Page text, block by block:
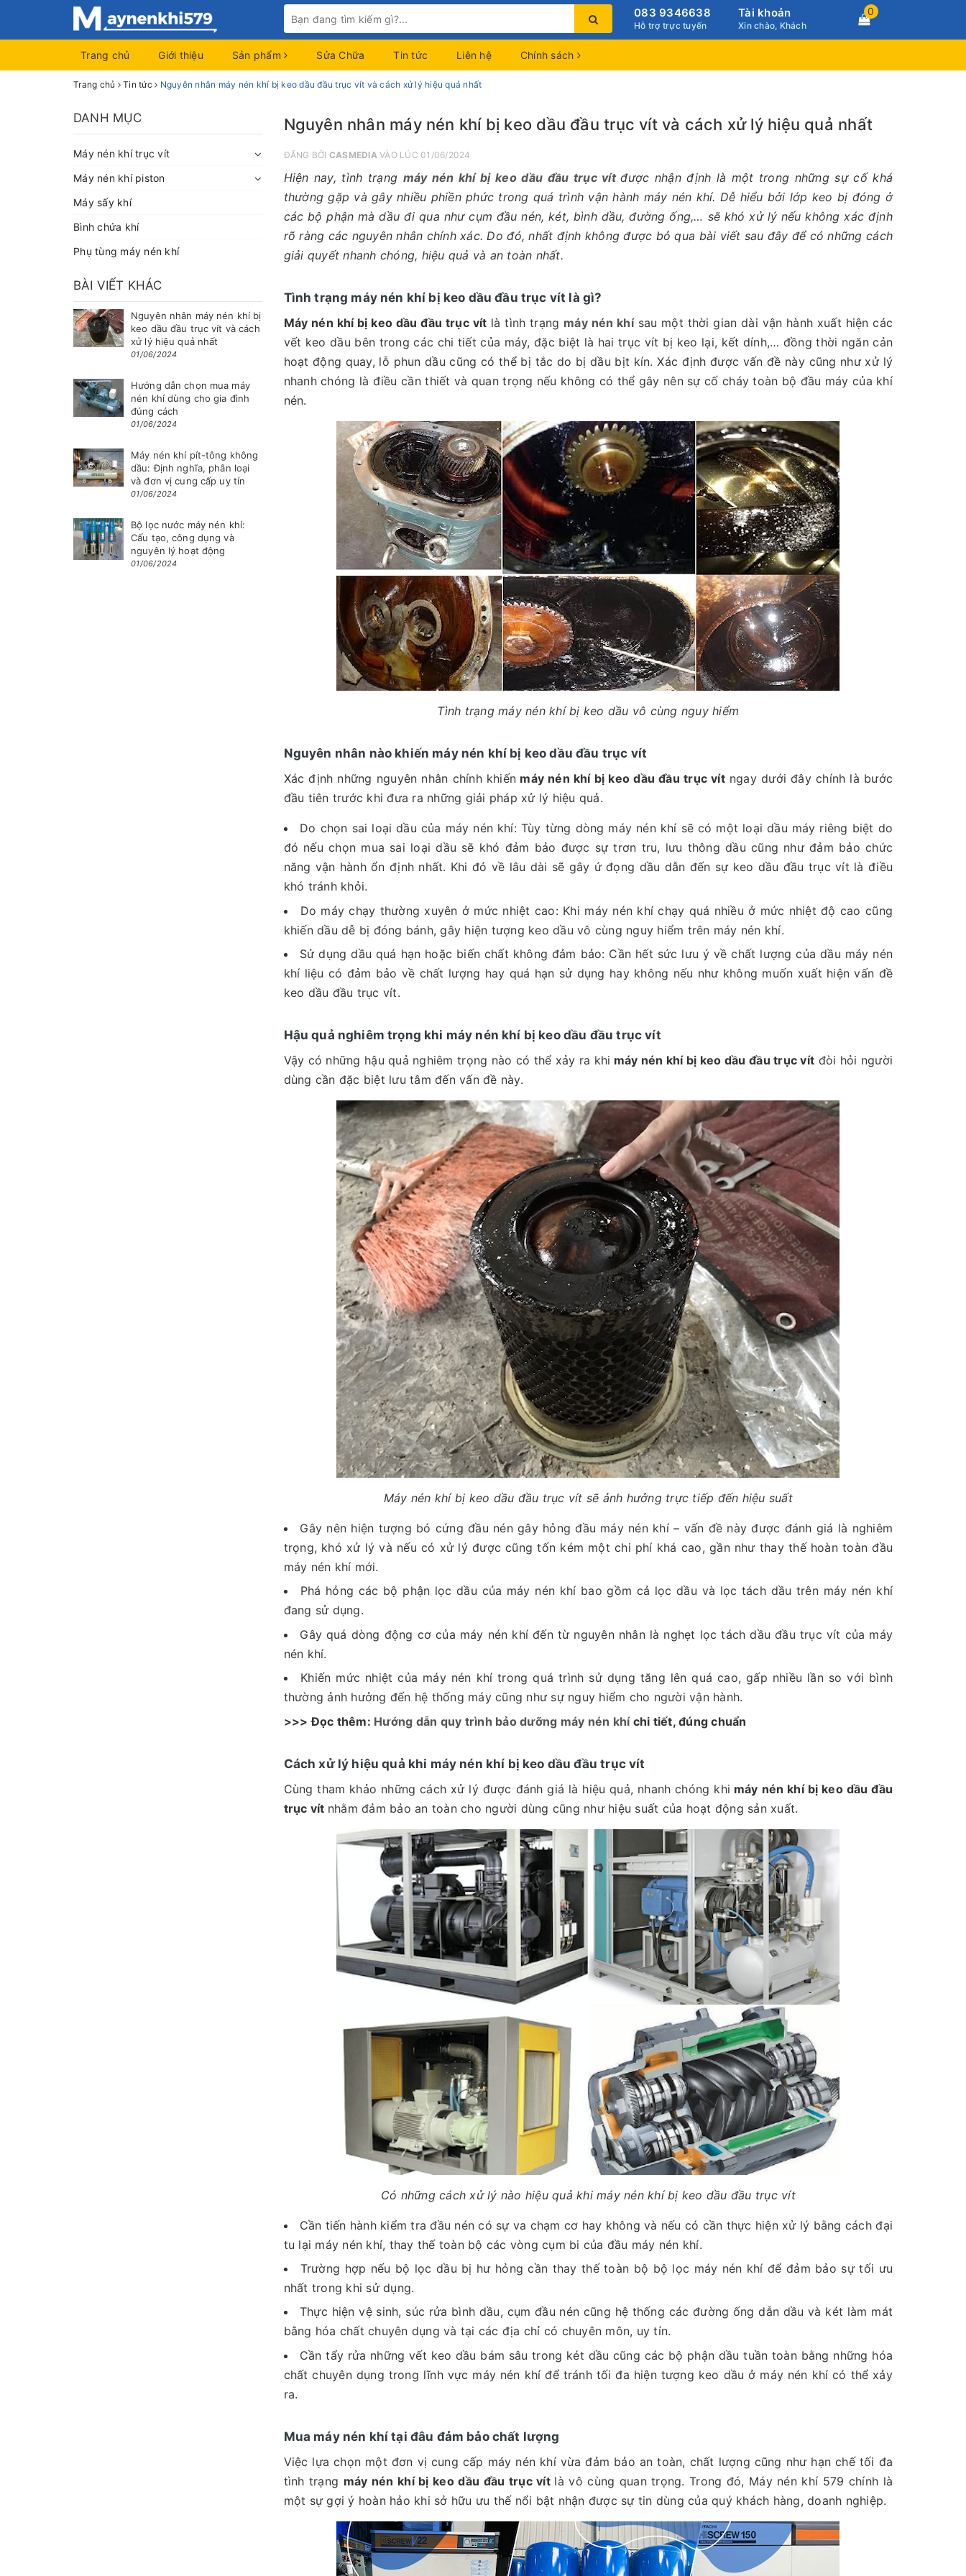
083 9346638
Hỗ trợ trực tuyến
Tài khoản
Xin chào, Khách
0
Trang chủ Giới thiệu Sản phẩm Sửa Chữa Tin tức Liên hệ Chính sách
Trang chủ Tin tức Nguyên nhân máy nén khí bị keo dầu đầu trục vít và cách xử lý hiệu quả nhất
Nguyên nhân máy nén khí bị keo dầu đầu trục vít và cách xử lý hiệu quả nhất
ĐĂNG BỞI CASMEDIAVÀO LÚC 01/06/2024
Hiện nay, tình trạng máy nén khí bị keo dầu đầu trục vítđược nhận định là một trong những sự cố khá
thường gặp và gây nhiều phiền phức trong quá trình vận hành máy nén khí. Dễ hiểu bởi lớp keo bị đóng ở
các bộ phận mà dầu đi qua như cụm đầu nén, két, bình dầu, đường ống,… sẽ khó xử lý nếu không xác định
rõ ràng các nguyên nhân chính xác. Do đó, nhất định không được bỏ qua bài viết sau đây để có những cách
giải quyết nhanh chóng, hiệu quả và an toàn nhất.
Tình trạng máy nén khí bị keo dầu đầu trục vít là gì?
Máy nén khí bị keo dầu đầu trục vít là tình trạng máy nén khísau một thời gian dài vận hành xuất hiện các
vết keo dầu bên trong các chi tiết của máy, đặc biệt là hai trục vít bị keo lại, kết dính,… đồng thời ngăn cản
hoạt động quay, lỗ phun dầu cũng có thể bị tắc do bị dầu bịt kín. Xác định được vấn đề này cũng như xử lý
nhanh chóng là điều cần thiết và quan trọng nếu không có thể gây nên sự cố cháy toàn bộ đầu máy của khí
nén.
Tình trạng máy nén khí bị keo dầu vô cùng nguy hiểm
Nguyên nhân nào khiến máy nén khí bị keo dầu đầu trục vít
Xác định những nguyên nhân chính khiến máy nén khí bị keo dầu đầu trục vítngay dưới đây chính là bước
đầu tiên trước khi đưa ra những giải pháp xử lý hiệu quả.
Do chọn sai loại dầu của máy nén khí: Tùy từng dòng máy nén khí sẽ có một loại dầu máy riêng biệt do
đó nếu chọn mua sai loại dầu sẽ khó đảm bảo được sự trơn tru, lưu thông dầu cũng như đảm bảo chức
năng vận hành ổn định nhất. Khi đó về lâu dài sẽ gây ứ đọng dầu dẫn đến sự keo dầu đầu trục vít là điều
khó tránh khỏi.
Do máy chạy thường xuyên ở mức nhiệt cao: Khi máy nén khí chạy quá nhiều ở mức nhiệt độ cao cũng
khiến dầu dễ bị đóng bánh, gây hiện tượng keo dầu vô cùng nguy hiểm trên máy nén khí.
Sử dụng dầu quá hạn hoặc biến chất không đảm bảo: Cần hết sức lưu ý về chất lượng của dầu máy nén
khí liệu có đảm bảo về chất lượng hay quá hạn sử dụng hay không nếu như không muốn xuất hiện vấn đề
keo dầu đầu trục vít.
Hậu quả nghiêm trọng khi máy nén khí bị keo dầu đầu trục vít
Vậy có những hậu quả nghiêm trọng nào có thể xảy ra khi máy nén khí bị keo dầu đầu trục vít đòi hỏi người
dùng cần đặc biệt lưu tâm đến vấn đề này.
Máy nén khí bị keo dầu đầu trục vít sẽ ảnh hưởng trực tiếp đến hiệu suất
Gây nên hiện tượng bó cứng đầu nén gây hỏng đầu máy nén khí – vấn đề này được đánh giá là nghiêm
trọng, khó xử lý và nếu có xử lý được cũng tốn kém một chi phí khá cao, gần như thay thế hoàn toàn đầu
máy nén khí mới.
Phá hỏng các bộ phận lọc dầu của máy nén khí bao gồm cả lọc dầu và lọc tách dầu trên máy nén khí
đang sử dụng.
Gây quá dòng động cơ của máy nén khí đến từ nguyên nhân là nghẹt lọc tách dầu đầu trục vít của máy
nén khí.
Khiến mức nhiệt của máy nén khí trong quá trình sử dụng tăng lên quá cao, gấp nhiều lần so với bình
thường ảnh hưởng đến hệ thống máy cũng như sự nguy hiểm cho người vận hành.
>>> Đọc thêm: Hướng dẫn quy trình bảo dưỡng máy nén khíchi tiết, đúng chuẩn
Cách xử lý hiệu quả khi máy nén khí bị keo dầu đầu trục vít
Cùng tham khảo những cách xử lý được đánh giá là hiệu quả, nhanh chóng khi máy nén khí bị keo dầu đầu
trục vít nhằm đảm bảo an toàn cho người dùng cũng như hiệu suất của hoạt động sản xuất.
Có những cách xử lý nào hiệu quả khi máy nén khí bị keo dầu đầu trục vít
Cần tiến hành kiểm tra đầu nén có sự va chạm cơ hay không và nếu có cần thực hiện xử lý bằng cách đại
tu lại máy nén khí, thay thế toàn bộ các vòng cụm bi của đầu máy nén khí.
Trường hợp nếu bộ lọc dầu bị hư hỏng cần thay thế toàn bộ bộ lọc máy nén khí để đảm bảo sự tối ưu
nhất trong khi sử dụng.
Thực hiện vệ sinh, súc rửa bình dầu, cụm đầu nén cũng hệ thống các đường ống dẫn dầu và két làm mát
bằng hóa chất chuyên dụng và tại các địa chỉ có chuyên môn, uy tín.
Cần tẩy rửa những vết keo dầu bám sâu trong két dầu cũng các bộ phận dầu tuần toàn bằng những hóa
chất chuyên dụng trong lĩnh vực máy nén khí để tránh tối đa hiện tượng keo dầu ở máy nén khí có thể xảy
ra.
Mua máy nén khí tại đâu đảm bảo chất lượng
Việc lựa chọn một đơn vị cung cấp máy nén khí vừa đảm bảo an toàn, chất lượng cũng như hạn chế tối đa
tình trạng máy nén khí bị keo dầu đầu trục vít là vô cùng quan trọng. Trong đó, Máy nén khí 579 chính là
một sự gợi ý hoàn hảo khi sở hữu ưu thế nổi bật nhận được sự tin dùng của quý khách hàng, doanh nghiệp.
DANH MỤC
Máy nén khí trục vít
Máy nén khí piston
Máy sấy khí
Bình chứa khí
Phụ tùng máy nén khí
BÀI VIẾT KHÁC
Nguyên nhân máy nén khí bị
keo dầu đầu trục vít và cách
xử lý hiệu quả nhất
01/06/2024
Hướng dẫn chọn mua máy
nén khí dùng cho gia đình
đúng cách
01/06/2024
Máy nén khí pít-tông không
dầu: Định nghĩa, phân loại
và đơn vị cung cấp uy tín
01/06/2024
Bộ lọc nước máy nén khí:
Cấu tạo, công dụng và
nguyên lý hoạt động
01/06/2024